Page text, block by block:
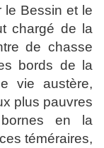
le Bessin et le
chargé de la
de chasse
bords de la
vie austère,
plus pauvres
en la
téméraires,